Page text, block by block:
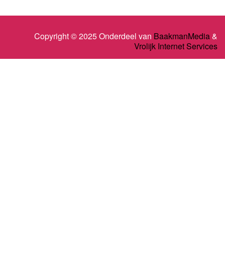
Copyright © 2025 Onderdeel van BaakmanMedia&
Vrolijk Internet Services